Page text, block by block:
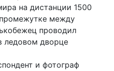
на дистанции 1500
между
проводил
ледовом дворце
и фотограф